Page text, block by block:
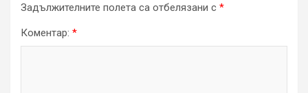
Задължителните полета са отбелязани с *
Коментар: *